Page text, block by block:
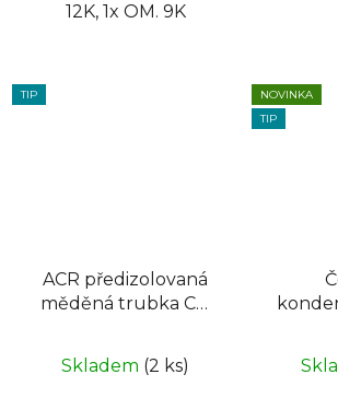
12K, 1x OM. 9K
TIP
ACR předizolovaná
měděná trubka CU
Skladem (2 ks)
NOVINKA
TIP